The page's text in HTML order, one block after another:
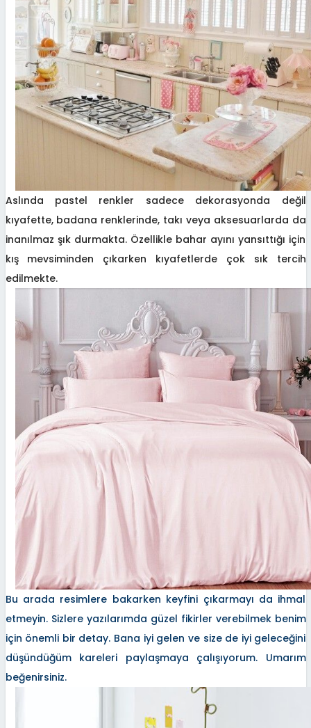
Aslında pastel renkler sadece dekorasyonda değil
kıyafette, badana renklerinde, takı veya aksesuarlarda da
inanılmaz şık durmakta. Özellikle bahar ayını yansıttığı için
kış mevsiminden çıkarken kıyafetlerde çok sık tercih
edilmekte.
Bu arada resimlere bakarken keyfini çıkarmayı da ihmal
etmeyin. Sizlere yazılarımda güzel fikirler verebilmek benim
için önemli bir detay. Bana iyi gelen ve size de iyi geleceğini
düşündüğüm kareleri paylaşmaya çalışıyorum. Umarım
beğenirsiniz.